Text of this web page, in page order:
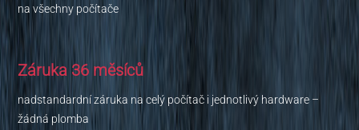
na všechny počítače
Záruka 36 měsíců
nadstandardní záruka na celý počítač i jednotlivý hardware –
žádná plomba